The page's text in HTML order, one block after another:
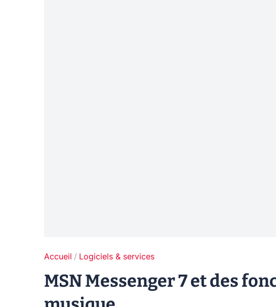
Accueil Logiciels & services
MSN Messenger 7 et des